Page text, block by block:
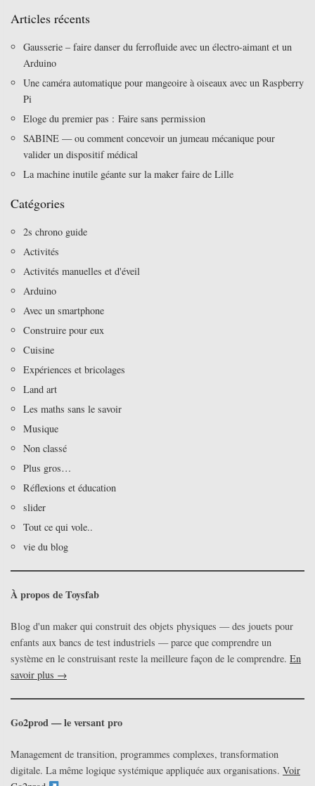
Articles récents
Gausserie – faire danser du ferrofluide avec un électro-aimant et un
Arduino
Une caméra automatique pour mangeoire à oiseaux avec un Raspberry
Pi
Eloge du premier pas : Faire sans permission
SABINE — ou comment concevoir un jumeau mécanique pour
valider un dispositif médical
La machine inutile géante sur la maker faire de Lille
Catégories
2s chrono guide
Activités
Activités manuelles et d'éveil
Arduino
Avec un smartphone
Construire pour eux
Cuisine
Expériences et bricolages
Land art
Les maths sans le savoir
Musique
Non classé
Plus gros…
Réflexions et éducation
slider
Tout ce qui vole..
vie du blog
À propos de Toysfab
Blog d'un maker qui construit des objets physiques — des jouets pour
enfants aux bancs de test industriels — parce que comprendre un
système en le construisant reste la meilleure façon de le comprendre. En
savoir plus →
Go2prod — le versant pro
Management de transition, programmes complexes, transformation
digitale. La même logique systémique appliquée aux organisations. Voir